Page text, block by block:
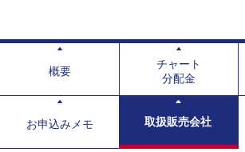
概要
チャート
分配金
お申込みメモ 取扱販売会社